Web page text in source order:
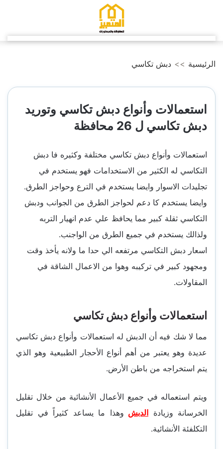
المحتوى
الرئيسية >> دبش تكاسي
استعمالات وأنواع دبش تكاسي وتوريد
دبش تكاسي ل 26 محافظة
استعمالات وأنواع دبش تكاسي مختلفة وكثيره فا دبش
التكاسي له الكثير من الاستخدامات فهو يستخدم في
تجليدات الاسوار وايضا يستخدم في الترع وحواجز الطرق.
وايضا يستخدم كا دعم لحواجز الطرق من الجوانب ودبش
التكاسي ثقلة كبير مما يحافظ علي عدم انهيار التربه
ولذالك يستخدم في جميع الطرق من الواجنب.
اسعار دبش التكاسي مرتفعه الي حدا ما ولانه يأخذ وقت
ومجهود كبير في تركيبه وهوا من الاعمال الشاقة في
المقاولات.
استعمالات وأنواع دبش تكاسي
مما لا شك فيه أن الدبش له استعمالات وأنواع دبش تكاسي
عديدة وهو يعتبر من أهم أنواع الأحجار الطبيعية وهو الذي
يتم استخراجه من باطن الأرض.
ويتم استعماله في جميع الأعمال الأنشائية من خلال تقليل
الخرسانة وزيادة الدبش وهذا ما يساعد كثيراً في تقليل
التكلفئة الأنشائية.